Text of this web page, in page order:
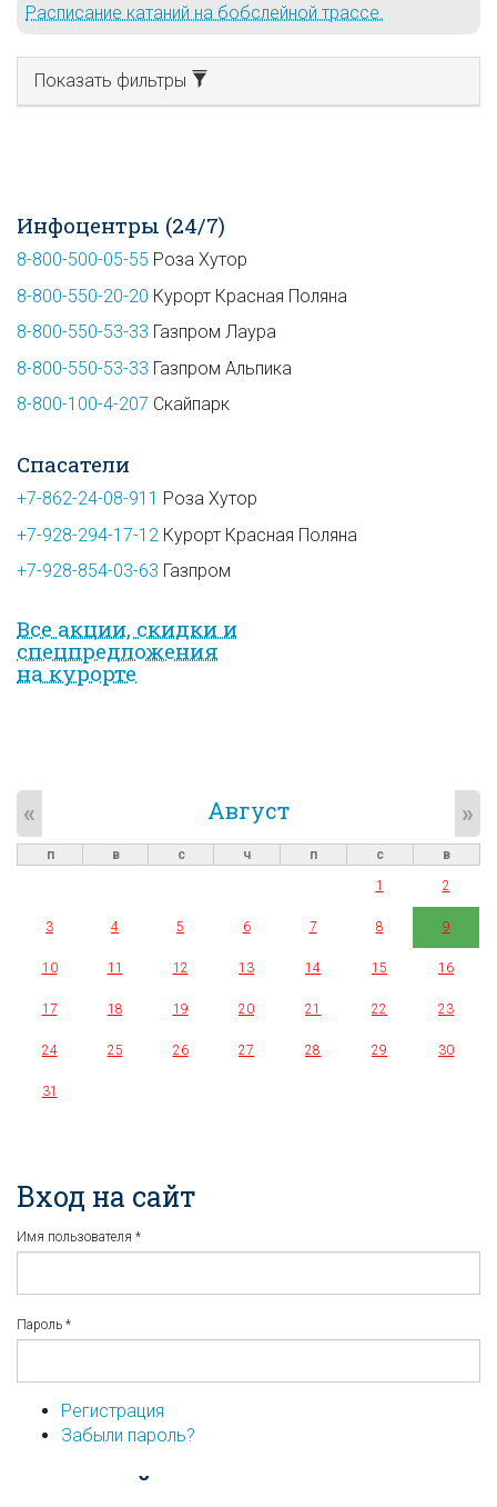
Расписание катаний на бобслейной трассе.
Показать фильтры
Инфоцентры (24/7)
8-800-500-05-55 Роза Хутор
8-800-550-20-20 Курорт Красная Поляна
8-800-550-53-33 Газпром Лаура
8-800-550-53-33 Газпром Альпика
8-800-100-4-207 Скайпарк
Спасатели
+7-862-24-08-911 Роза Хутор
+7-928-294-17-12 Курорт Красная Поляна
+7-928-854-03-63 Газпром
Все акции, скидки и
спец­предложе­ния
на курорте
Август
« »
п в с ч п с
в
1
2
3 4 5 6 7 8 9
10 11 12 13 14 15 16
17 18 19 20 21 22 23
24 25 26 27 28 29 30
31
Вход на сайт
Имя пользователя *
Пароль *
Регистрация
Забыли пароль?
...или войдите используя